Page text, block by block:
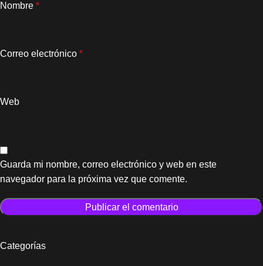
Nombre *
Correo electrónico *
Web
Guarda mi nombre, correo electrónico y web en este
navegador para la próxima vez que comente.
Categorías